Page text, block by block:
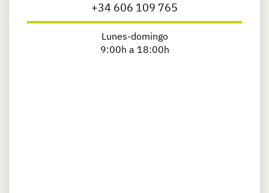
+34 606 109 765
​Lunes-domingo
9:00h a 18:00h